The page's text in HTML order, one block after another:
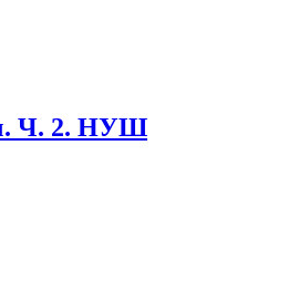
ч. Ч. 2. НУШ